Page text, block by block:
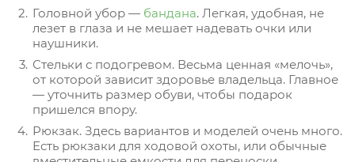
Головной убор — бандана. Легкая, удобная, не
лезет в глаза и не мешает надевать очки или
наушники.
Стельки с подогревом. Весьма ценная «мелочь»,
от которой зависит здоровье владельца. Главное
— уточнить размер обуви, чтобы подарок
пришелся впору.
Рюкзак. Здесь вариантов и моделей очень много.
Есть рюкзаки для ходовой охоты, или обычные